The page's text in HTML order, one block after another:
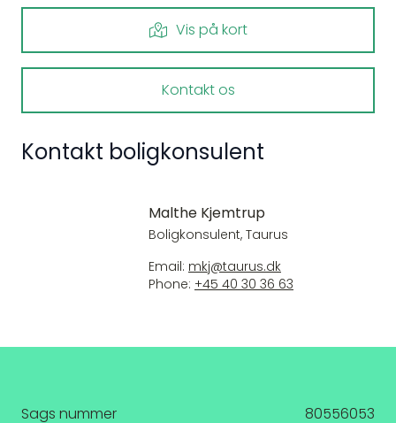
Vis på kort
Kontakt os
Kontakt boligkonsulent
Malthe Kjemtrup
Boligkonsulent, Taurus
Email: mkj@taurus.dk
Phone: +45 40 30 36 63
Sags nummer 80556053